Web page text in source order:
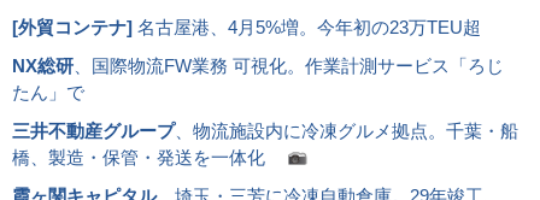
[外貿コンテナ] 名古屋港、4月5%増。今年初の23万TEU超
NX総研 、国際物流FW業務 可視化。作業計測サービス「ろじ
たん」で
三井不動産グループ、物流施設内に冷凍グルメ拠点。千葉・船
橋、製造・保管・発送を一体化
霞ヶ関キャピタル、埼玉・三芳に冷凍自動倉庫。29年竣工、